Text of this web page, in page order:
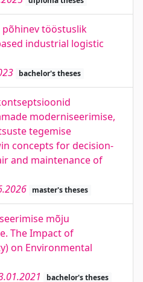
tööstuslik
industrial logistic
bachelor's theses
moderniseerimise,
tegemise
concepts for decision-
and maintenance of
master's theses
mõju
The Impact of
on Environmental
bachelor's theses